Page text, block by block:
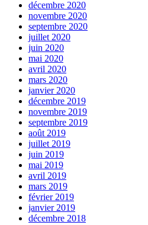
décembre 2020
novembre 2020
septembre 2020
juillet 2020
juin 2020
mai 2020
avril 2020
mars 2020
janvier 2020
décembre 2019
novembre 2019
septembre 2019
août 2019
juillet 2019
juin 2019
mai 2019
avril 2019
mars 2019
février 2019
janvier 2019
décembre 2018